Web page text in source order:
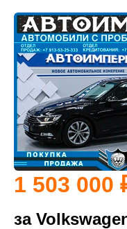
1 503 000
за